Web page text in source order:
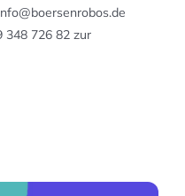
348 726 82 zur